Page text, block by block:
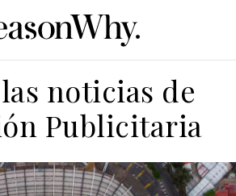
noticias de
Publicitaria